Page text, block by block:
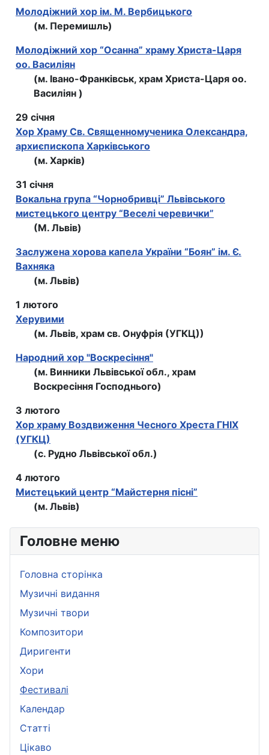
Головне меню
Головна сторінка
Музичні видання
Музичні твори
Композитори
Диригенти
Хори
Фестивалі
Календар
Статті
Цікаво
Молодіжний хор ім. М. Вербицького
(м. Перемишль)
Молодіжний хор “Осанна” храму Христа-Царя
оо. Василіян
(м. Івано-Франківськ, храм Христа-Царя оо.
Василіян )
29 січня
Хор Храму Св. Священномученика Олександра,
архиєпископа Харківського
(м. Харків)
31 січня
Вокальна група “Чорнобривці” Львівського
мистецького центру “Веселі черевички”
(М. Львів)
Заслужена хорова капела України “Боян” ім. Є.
Вахняка
(м. Львів)
1 лютого
Херувими
(м. Львів, храм св. Онуфрія (УГКЦ))
Народний хор "Воскресіння"
(м. Винники Львівської обл., храм
Воскресіння Господнього)
3 лютого
Хор храму Воздвиження Чесного Хреста ГНІХ
(УГКЦ)
(с. Рудно Львівської обл.)
4 лютого
Мистецький центр “Майстерня пісні”
(м. Львів)